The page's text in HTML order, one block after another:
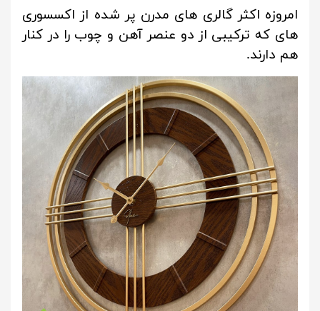
امروزه اکثر گالری های مدرن پر شده از اکسسوری
های که ترکیبی از دو عنصر آهن و چوب را در کنار
هم دارند.